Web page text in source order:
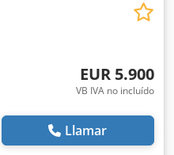
EUR 5.900
VB IVA no incluído
Llamar